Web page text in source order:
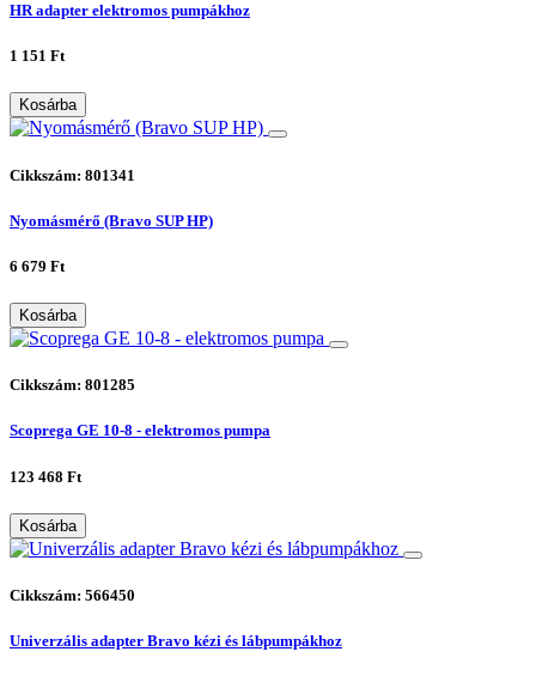
HR adapter elektromos pumpákhoz
1 151 Ft
Kosárba
Cikkszám: 801341
Nyomásmérő (Bravo SUP HP)
6 679 Ft
Kosárba
Cikkszám: 801285
Scoprega GE 10-8 - elektromos pumpa
123 468 Ft
Kosárba
Cikkszám: 566450
Univerzális adapter Bravo kézi és lábpumpákhoz